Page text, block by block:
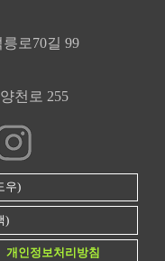
로70길 99
천로 255
우)
)
개인정보처리방침